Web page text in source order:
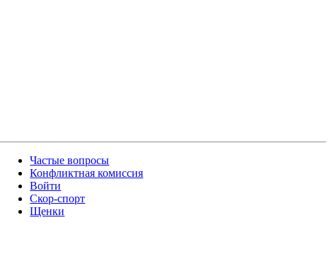
Частые вопросы
Конфликтная комиссия
Войти
Скор-спорт
Щенки